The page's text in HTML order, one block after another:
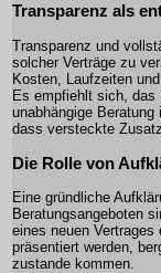
Transparenz als
Transparenz und
solcher Verträge zu
Kosten, Laufzeiten
Es empfiehlt sich, das
unabhängige
dass versteckte
Die Rolle von
Eine gründliche
Beratungsangeboten
eines neuen
präsentiert werden,
zustande kommen.